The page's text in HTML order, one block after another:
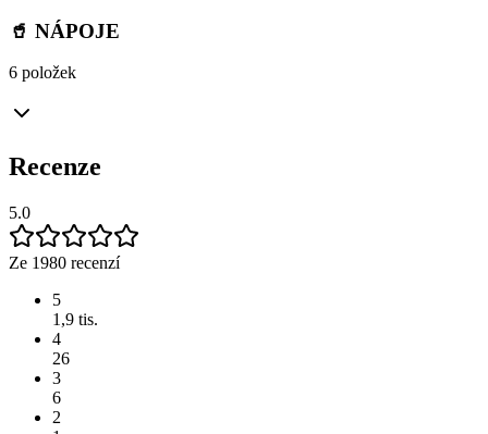
🥤 NÁPOJE
6 položek
Recenze
5.0
Ze 1980 recenzí
5
1,9 tis.
4
26
3
6
2